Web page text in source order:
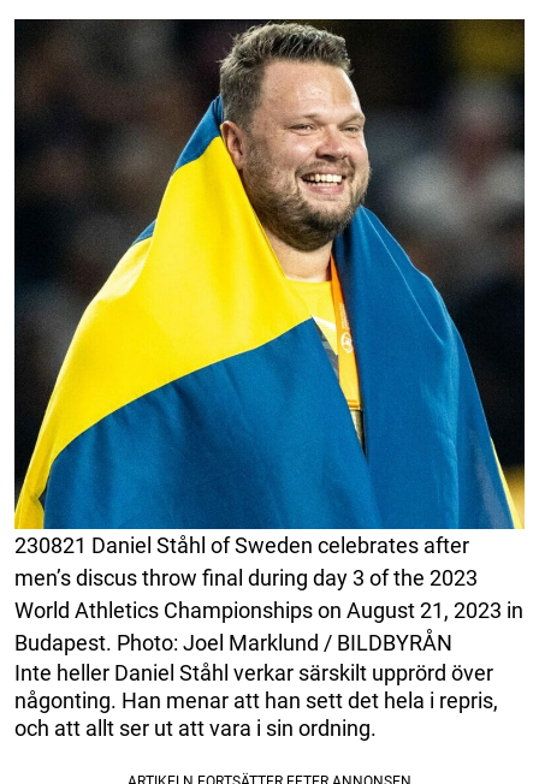
230821 Daniel Ståhl of Sweden celebrates after
men’s discus throw final during day 3 of the 2023
World Athletics Championships on August 21, 2023 in
Budapest. Photo: Joel Marklund / BILDBYRÅN
Inte heller Daniel Ståhl verkar särskilt upprörd över
någonting. Han menar att han sett det hela i repris,
och att allt ser ut att vara i sin ordning.